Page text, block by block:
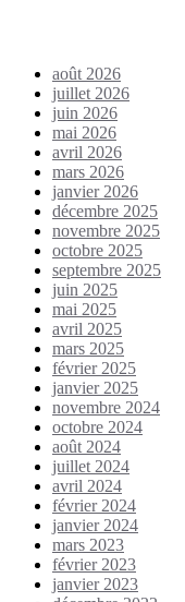
août 2026
juillet 2026
juin 2026
mai 2026
avril 2026
mars 2026
janvier 2026
décembre 2025
novembre 2025
octobre 2025
septembre 2025
juin 2025
mai 2025
avril 2025
mars 2025
février 2025
janvier 2025
novembre 2024
octobre 2024
août 2024
juillet 2024
avril 2024
février 2024
janvier 2024
mars 2023
février 2023
janvier 2023